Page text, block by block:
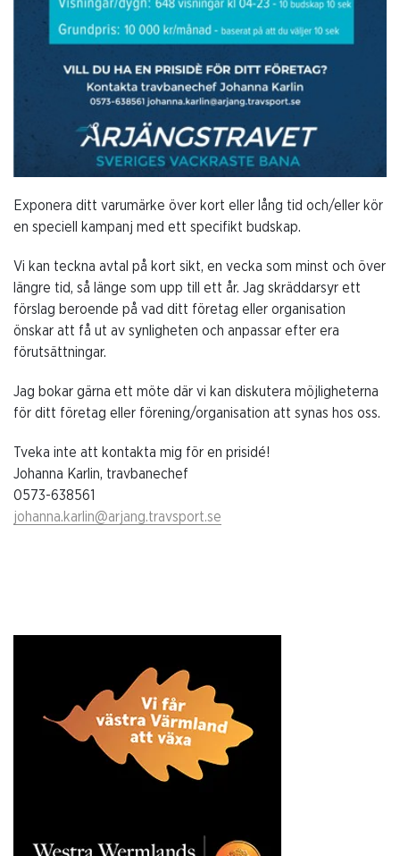
Exponera ditt varumärke över kort eller lång tid och/eller kör
en speciell kampanj med ett specifikt budskap.
Vi kan teckna avtal på kort sikt, en vecka som minst och över
längre tid, så länge som upp till ett år. Jag skräddarsyr ett
förslag beroende på vad ditt företag eller organisation
önskar att få ut av synligheten och anpassar efter era
förutsättningar.
Jag bokar gärna ett möte där vi kan diskutera möjligheterna
för ditt företag eller förening/organisation att synas hos oss.
Tveka inte att kontakta mig för en prisidé!
Johanna Karlin, travbanechef
0573-638561
johanna.karlin@arjang.travsport.se